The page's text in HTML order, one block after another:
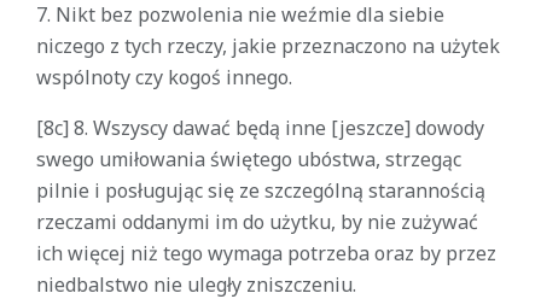
7. Nikt bez pozwolenia nie weźmie dla siebie
niczego z tych rzeczy, jakie przeznaczono na użytek
wspólnoty czy kogoś innego.
[8c] 8. Wszyscy dawać będą inne [jeszcze] dowody
swego umiłowania świętego ubóstwa, strzegąc
pilnie i posługując się ze szczególną starannością
rzeczami oddanymi im do użytku, by nie zużywać
ich więcej niż tego wymaga potrzeba oraz by przez
niedbalstwo nie uległy zniszczeniu.